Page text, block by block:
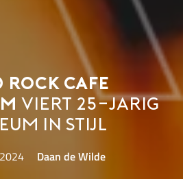
Rock Cafe
viert 25-jarig
in stijl
Daan de Wilde